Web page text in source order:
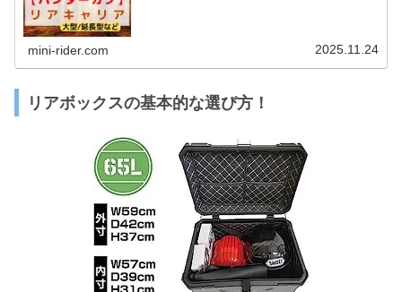
mini-rider.com 2025.11.24
リアボックスの基本的な選び方！